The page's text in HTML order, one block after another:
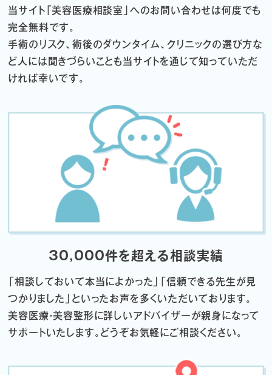
当サイト「美容医療相談室」へのお問い合わせは何度でも
完全無料です。
手術のリスク、術後のダウンタイム、クリニックの選び方な
ど 人には聞きづらいことも当サイトを通じて知っていただ
ければ幸いです。
30,000件を超える相談実績
「相談しておいて本当によかった」「信頼できる先生が見
つかりました」 といったお声を多くいただいております。
美容医療・美容整形に詳しいアドバイザーが親身になって
サポートいたします。 どうぞお気軽にご相談ください。